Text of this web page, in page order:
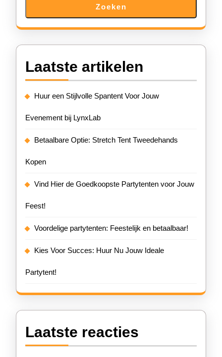
Zoeken
Laatste artikelen
Huur een Stijlvolle Spantent Voor Jouw
Evenement bij LynxLab
Betaalbare Optie: Stretch Tent Tweedehands
Kopen
Vind Hier de Goedkoopste Partytenten voor Jouw
Feest!
Voordelige partytenten: Feestelijk en betaalbaar!
Kies Voor Succes: Huur Nu Jouw Ideale
Partytent!
Laatste reacties